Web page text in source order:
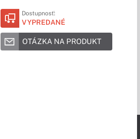
Dostupnosť:
VYPREDANÉ
OTÁZKA NA PRODUKT